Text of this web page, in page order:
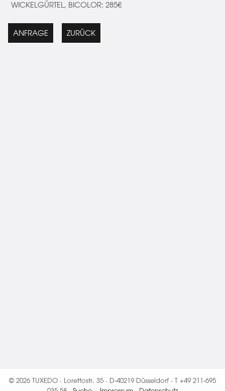
WICKELGÜRTEL, BICOLOR: 285€
ANFRAGE ZURÜCK
© 2026 TUXEDO · Lorettostr. 35 · D-40219 Düsseldorf · T +49 211-695